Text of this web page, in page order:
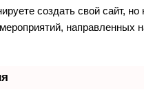
создать свой сайт,
направленных